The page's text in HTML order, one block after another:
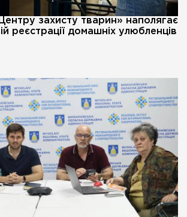
захисту тварин» наполягає
реєстрації домашніх улюбленців